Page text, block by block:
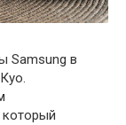
Samsung в